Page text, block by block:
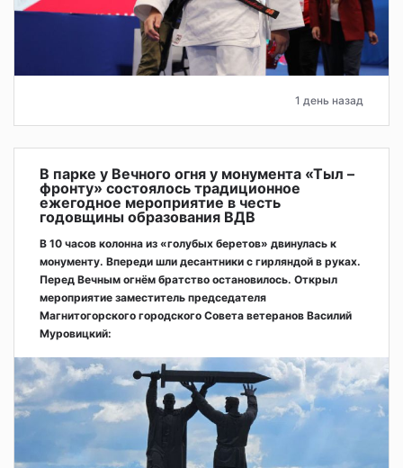
1 день назад
В парке у Вечного огня у монумента «Тыл –
фронту» состоялось традиционное
ежегодное мероприятие в честь
годовщины образования ВДВ
В 10 часов колонна из «голубых беретов» двинулась к
монументу. Впереди шли десантники с гирляндой в руках.
Перед Вечным огнём братство остановилось. Открыл
мероприятие заместитель председателя
Магнитогорского городского Совета ветеранов Василий
Муровицкий: